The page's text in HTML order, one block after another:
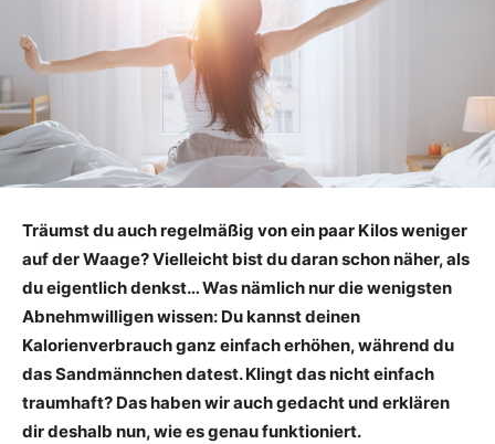
Träumst du auch regelmäßig von ein paar Kilos weniger
auf der Waage? Vielleicht bist du daran schon näher, als
du eigentlich denkst… Was nämlich nur die wenigsten
Abnehmwilligen wissen: Du kannst deinen
Kalorienverbrauch ganz einfach erhöhen, während du
das Sandmännchen datest. Klingt das nicht einfach
traumhaft? Das haben wir auch gedacht und erklären
dir deshalb nun, wie es genau funktioniert.